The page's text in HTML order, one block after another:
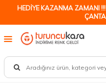
HEDİYE KAZANMA ZAMANI !!!